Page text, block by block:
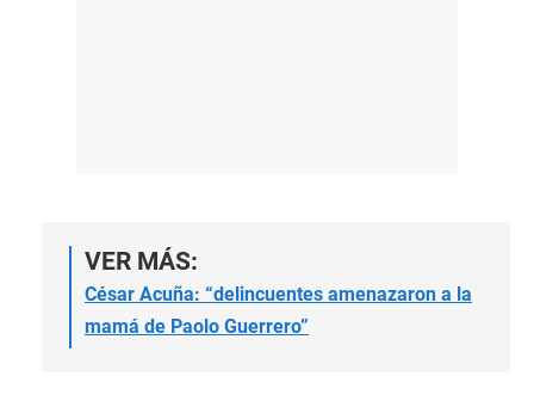
VER MÁS:
César Acuña: “delincuentes amenazaron a la
mamá de Paolo Guerrero”